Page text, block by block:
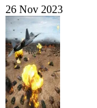
26 Nov 2023